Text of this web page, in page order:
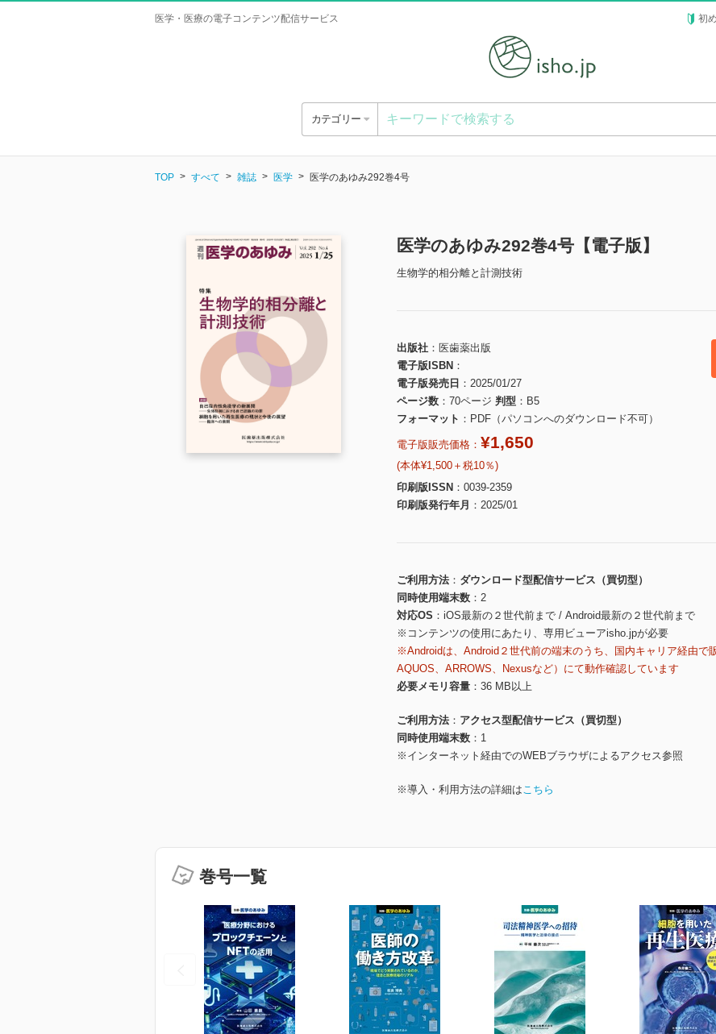
医学・医療の電子コンテンツ配信サービス 初
カテゴリー
TOP すべて 雑誌 医学 医学のあゆみ292巻4号
医学のあゆみ292巻4号【電子版】
生物学的相分離と計測技術
出版社
医歯薬出版
電子版ISBN
電子版発売日
2025/01/27
ページ数
70ページ 判型
B5
フォーマット
PDF（パソコンへのダウンロード不可）
電子版販売価格： ¥1,650
(本体¥1,500＋税10％)
印刷版ISSN
0039-2359
印刷版発行年月
2025/01
ご利用方法
ダウンロード型配信サービス（買切型）
同時使用端末数
2
対応OS
iOS最新の２世代前まで / Android最新の２世代前まで
※コンテンツの使用にあたり、専用ビューアisho.jpが必要
※Androidは、Android２世代前の端末のうち、国内キャリア経由で
AQUOS、ARROWS、Nexusなど）にて動作確認しています
必要メモリ容量
36 MB以上
ご利用方法
アクセス型配信サービス（買切型）
同時使用端末数
1
※インターネット経由でのWEBブラウザによるアクセス参照
※導入・利用方法の詳細はこちら
巻号一覧